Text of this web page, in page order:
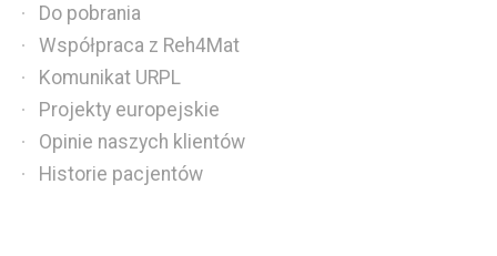
Do pobrania
Współpraca z Reh4Mat
Komunikat URPL
Projekty europejskie
Opinie naszych klientów
Historie pacjentów